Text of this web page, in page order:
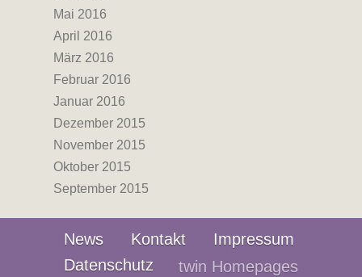
Mai 2016
April 2016
März 2016
Februar 2016
Januar 2016
Dezember 2015
November 2015
Oktober 2015
September 2015
News Kontakt
Impressum
Datenschutz
twin Homepages